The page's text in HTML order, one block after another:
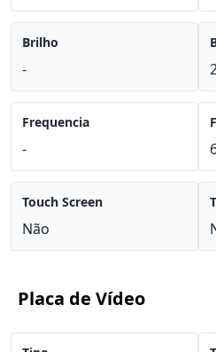
Brilho
-
Frequencia
-
Touch Screen
Não
Placa de Vídeo